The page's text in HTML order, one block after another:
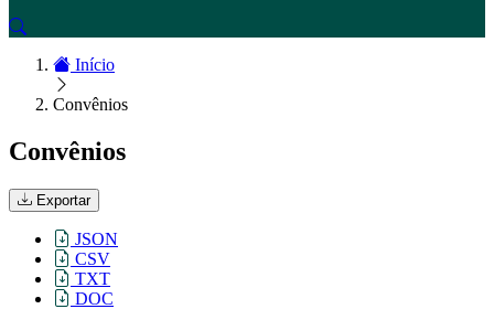
Início
Convênios
Convênios
Exportar
JSON
CSV
TXT
DOC